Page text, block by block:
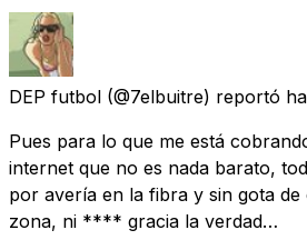
DEP futbol (@7elbuitre) reportó
Pues para lo que me está
internet que no es nada barato,
por avería en la fibra y sin gota
zona, ni **** gracia la verdad…